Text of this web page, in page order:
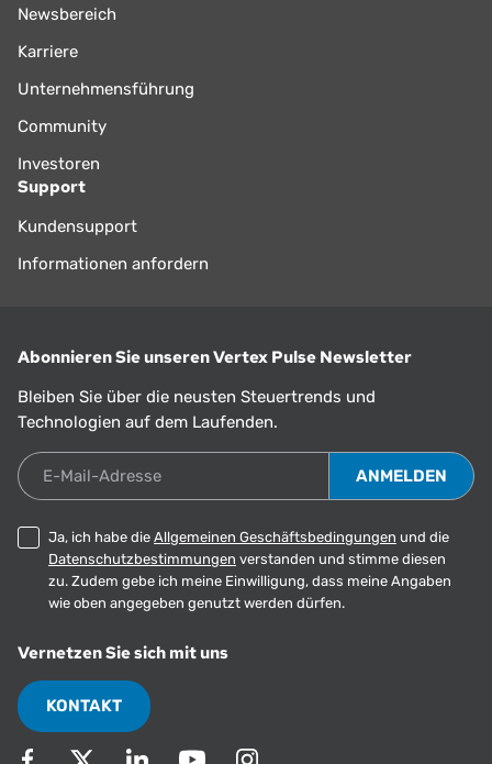
Newsbereich
Karriere
Unternehmensführung
Community
Investoren
Support
Kundensupport
Informationen anfordern
Abonnieren Sie unseren Vertex Pulse Newsletter
Bleiben Sie über die neusten Steuertrends und
Technologien auf dem Laufenden.
E-Mail-Adresse
Ja, ich habe die Allgemeinen Geschäftsbedingungen und die
Datenschutzbestimmungen verstanden und stimme diesen
zu. Zudem gebe ich meine Einwilligung, dass meine Angaben
wie oben angegeben genutzt werden dürfen.
Vernetzen Sie sich mit uns
KONTAKT